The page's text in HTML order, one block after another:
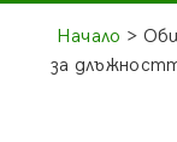
Начало >
за